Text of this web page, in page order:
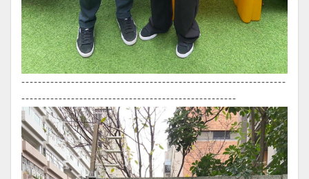
----------------------------------------------------------------
----------------------------------------------------